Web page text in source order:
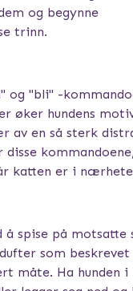
og begynne
trinn.
og "bli" -
øker hundens
en så sterk
disse
katten er i
spise på motsatte
som beskrevet
måte. Ha hunden i